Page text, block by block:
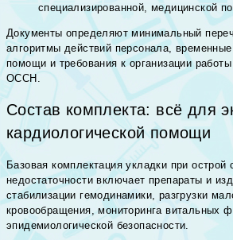
специализированной, медицинской
Документы определяют минимальный
алгоритмы действий персонала,
помощи и требования к организации
ОССН.
Состав комплекта: всё для
кардиологической помощи
Базовая комплектация укладки при острой
недостаточности включает препараты и
стабилизации гемодинамики, разгрузки
кровообращения, мониторинга витальных
эпидемиологической безопасности.